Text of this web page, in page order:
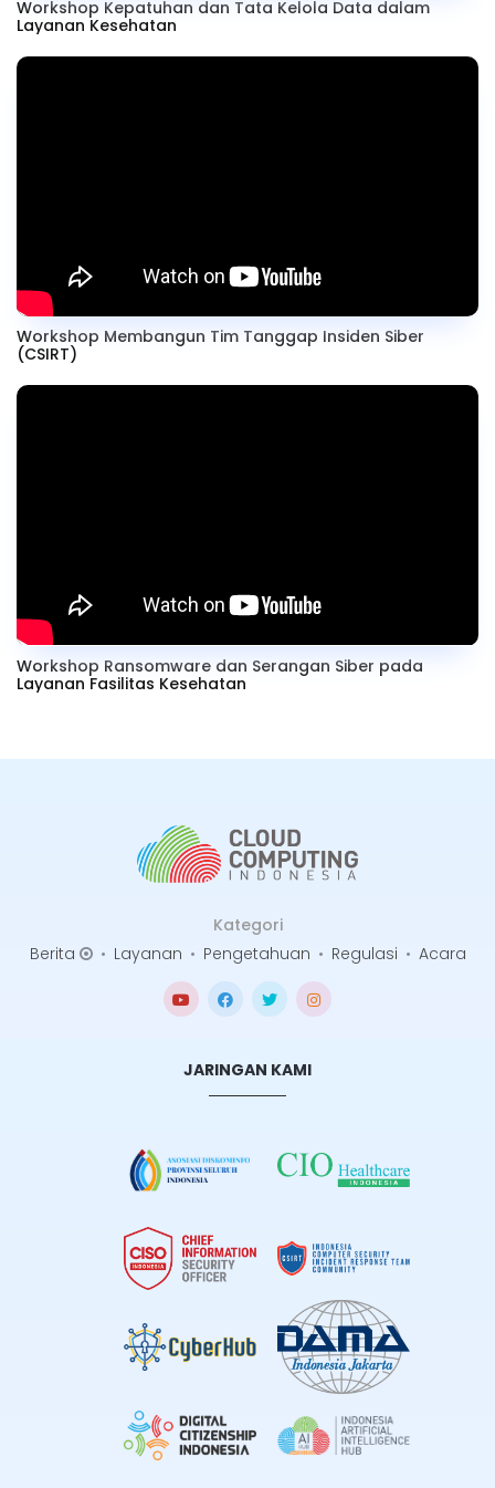
Workshop Kepatuhan dan Tata Kelola Data dalam
Layanan Kesehatan
Workshop Membangun Tim Tanggap Insiden Siber
(CSIRT)
Workshop Ransomware dan Serangan Siber pada
Layanan Fasilitas Kesehatan
Kategori
Berita
• Layanan • Pengetahuan • Regulasi • Acara
JARINGAN KAMI